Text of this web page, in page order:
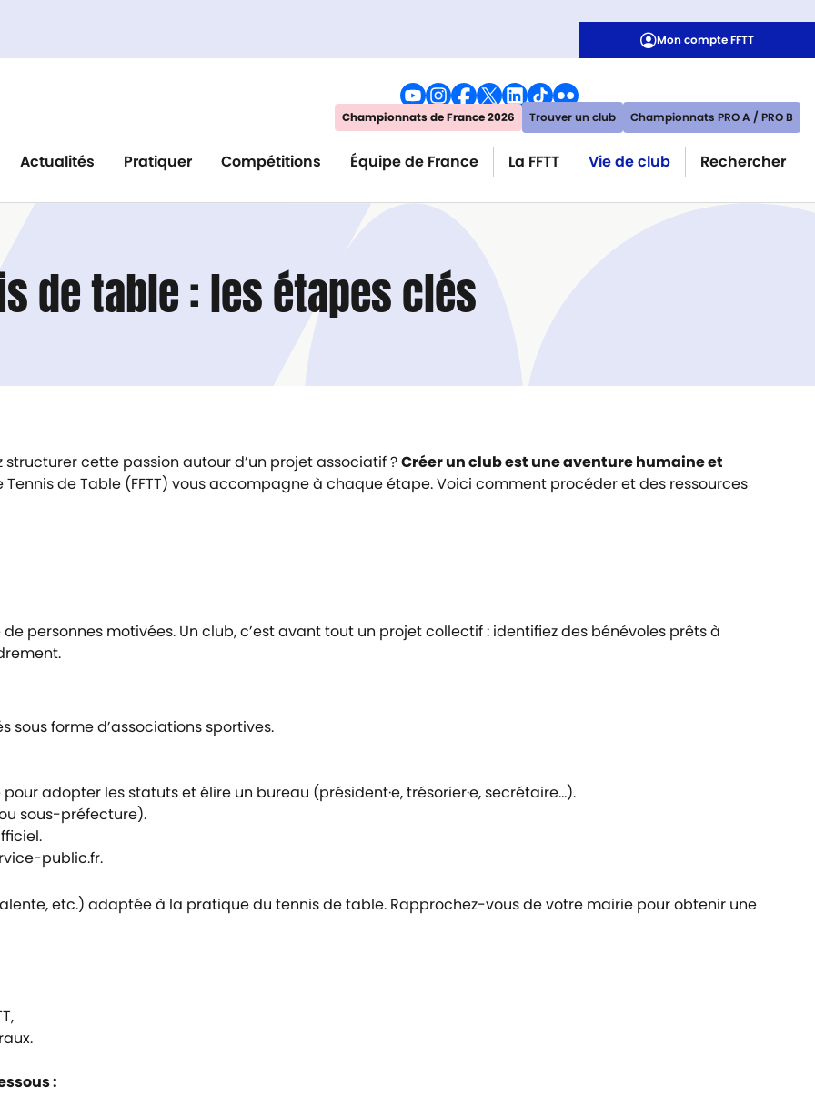
Mon compte FFTT
Championnats de France 2026 Trouver un club Championnats PRO A / PRO B
Actualités Pratiquer Compétitions Équipe de France La FFTT Vie de club Rechercher
de table : les étapes clés
cette passion autour d’un projet associatif?Créer un club est une aventure humaine et
de Table (FFTT) vous accompagne à chaque étape. Voici comment procéder et des ressources
personnes motivées. Un club, c’est avant tout un projet collectif : identifiez des bénévoles prêts à
sous forme d’associations sportives.
adopter les statuts et élire un bureau (président·e, trésorier·e, secrétaire…).
sous-préfecture).
public.fr.
etc.) adaptée à la pratique du tennis de table. Rapprochez-vous de votre mairie pour obtenir une
: